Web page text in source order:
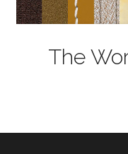
The